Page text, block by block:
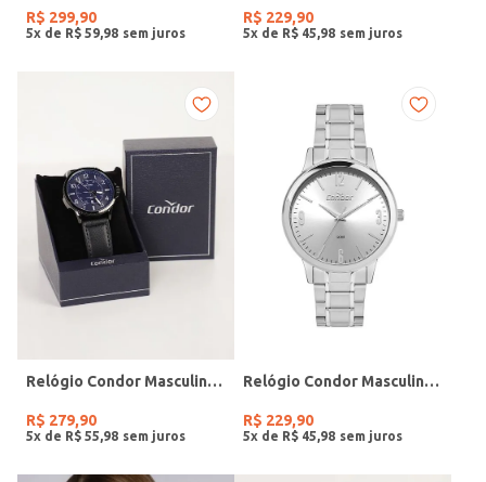
R$ 299,90
5x de R$ 59 98
R$ 229,90
5x de R$ 45 98
Relógio Condor Masculino PRETO
R$ 279,90
5x de R$ 55 98
Relógio Condor Masculino PRATA
R$ 229,90
5x de R$ 45 98